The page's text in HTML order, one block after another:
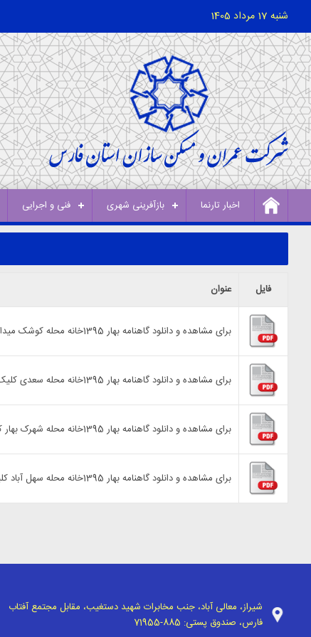
شنبه 17 مرداد 1405
اخبار تارنما بازآفرینی شهری فنی و اجرایی
فایل عنوان
برای مشاهده و دانلود گاهنامه بهار 1395خانه محله کوشک میدان کلیک کنید.
برای مشاهده و دانلود گاهنامه بهار 1395خانه محله سعدی کلیک کنید.
برای مشاهده و دانلود گاهنامه بهار 1395خانه محله شهرک بهار کلیک کنید.
برای مشاهده و دانلود گاهنامه بهار 1395خانه محله سهل آباد کلیک کنید.
شیراز، معالی آباد، جنب مخابرات شهید دستغیب، مقابل مجتمع آفتاب
فارس، صندوق پستی: 71955-885